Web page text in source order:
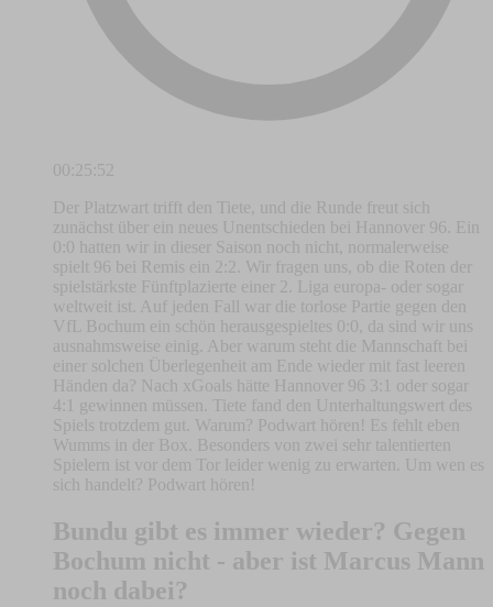
00:25:52
Der Platzwart trifft den Tiete, und die Runde freut sich
zunächst über ein neues Unentschieden bei Hannover 96. Ein
0:0 hatten wir in dieser Saison noch nicht, normalerweise
spielt 96 bei Remis ein 2:2. Wir fragen uns, ob die Roten der
spielstärkste Fünftplazierte einer 2. Liga europa- oder sogar
weltweit ist. Auf jeden Fall war die torlose Partie gegen den
VfL Bochum ein schön herausgespieltes 0:0, da sind wir uns
ausnahmsweise einig. Aber warum steht die Mannschaft bei
einer solchen Überlegenheit am Ende wieder mit fast leeren
Händen da? Nach xGoals hätte Hannover 96 3:1 oder sogar
4:1 gewinnen müssen. Tiete fand den Unterhaltungswert des
Spiels trotzdem gut. Warum? Podwart hören! Es fehlt eben
Wumms in der Box. Besonders von zwei sehr talentierten
Spielern ist vor dem Tor leider wenig zu erwarten. Um wen es
sich handelt? Podwart hören!
Bundu gibt es immer wieder? Gegen
Bochum nicht - aber ist Marcus Mann
noch dabei?